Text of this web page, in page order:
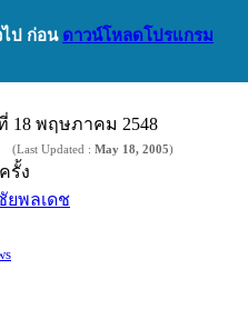
ป ก่อน ดาวน์โหลดโปรแกรม
18 พฤษภาคม 2548
(Last Updated : May 18, 2005)
รั้ง
ยพลเดช